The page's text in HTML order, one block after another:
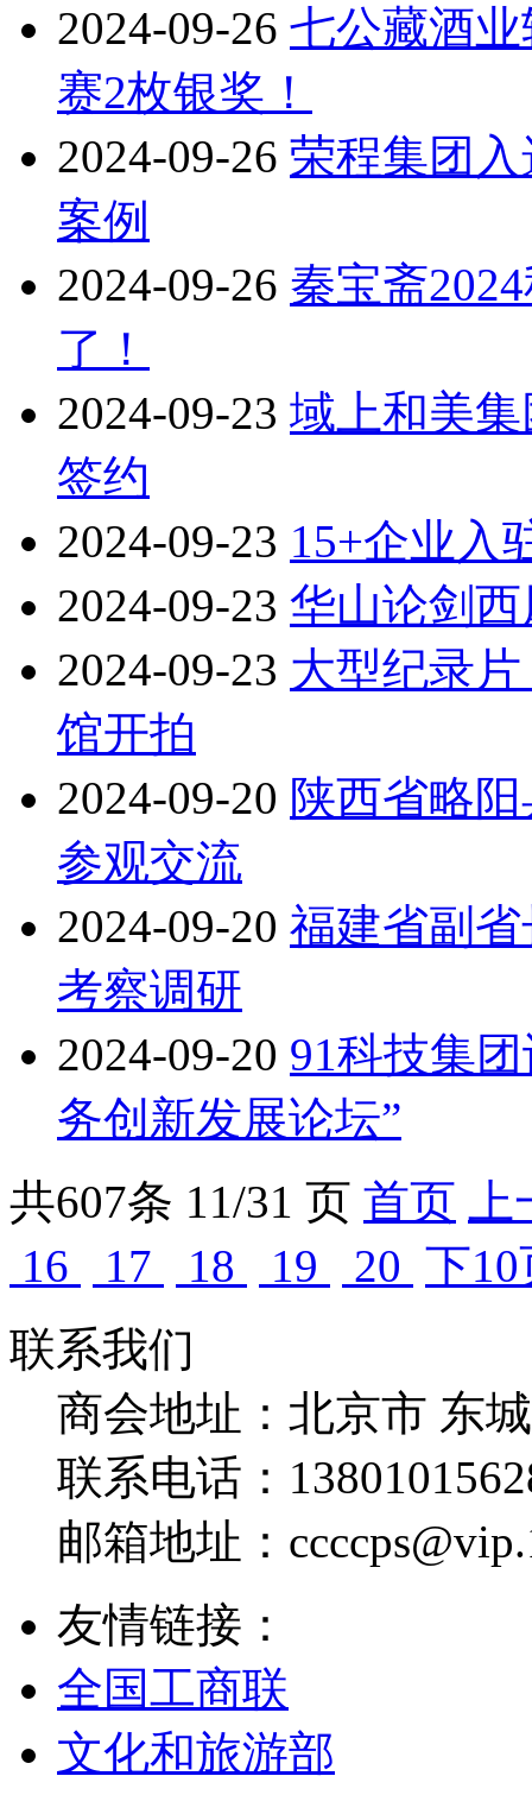
2024-09-26 七公藏酒
赛2枚银奖！
2024-09-26 荣程集团
案例
2024-09-26 秦宝斋
了！
2024-09-23 域上和美
签约
2024-09-23 15+企业入
2024-09-23 华山论剑
2024-09-23 大型纪录
馆开拍
2024-09-20 陕西省略
参观交流
2024-09-20 福建省副
考察调研
2024-09-20 91科技集
务创新发展论坛”
共607条 11/31 页 首页
16
17 18 19 20 下10
联系我们
商会地址： 北京市 东
联系电话：
邮箱地址：
友情链接：
全国工商联
文化和旅游部